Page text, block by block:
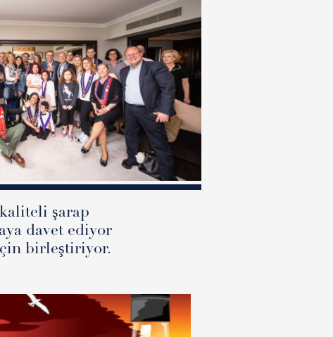
şarap
davet ediyor
birleştiriyor.